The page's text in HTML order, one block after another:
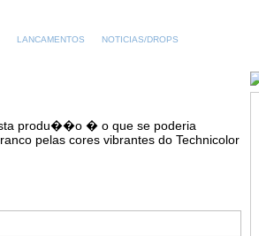
LANCAMENTOS NOTICIAS/DROPS
produ��o � o que se poderia
pelas cores vibrantes do Technicolor